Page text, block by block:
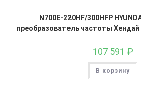
N700E-220HF/300HFP
преобразователь частоты Хендай
107 591 ₽
В корзину